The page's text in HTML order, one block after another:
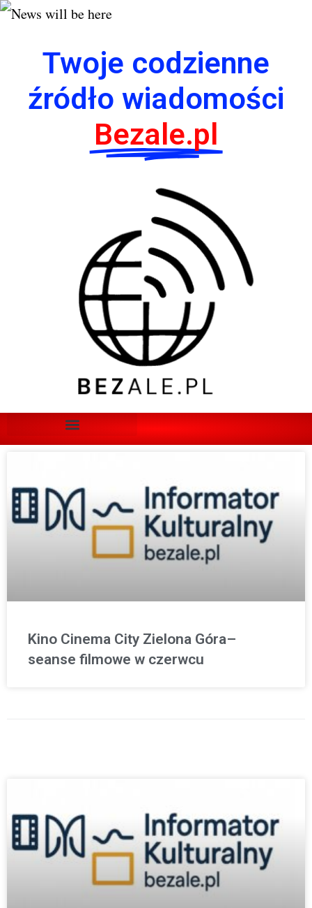
Twoje codzienne
źródło wiadomości
Bezale.pl
Kino Cinema City Zielona Góra–
seanse filmowe w czerwcu